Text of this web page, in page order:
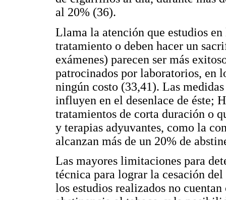
al 20% (36).
Llama la atención que estudios
tratamiento o deben hacer un
exámenes) parecen ser más
patrocinados por laboratorios, en
ningún costo (33,41). Las
influyen en el desenlace de éste;
tratamientos de corta duración o
y terapias adyuvantes, como la
alcanzan más de un 20% de
Las mayores limitaciones para
técnica para lograr la cesación
los estudios realizados no